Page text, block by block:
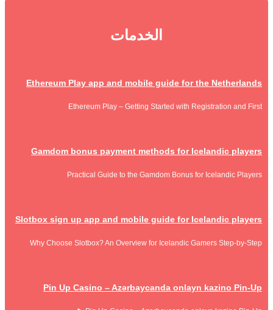
الخدمات
Ethereum Play app and mobile guide for the Netherlands
Ethereum Play – Getting Started with Registration and First
Gamdom bonus payment methods for Icelandic players
Practical Guide to the Gamdom Bonus for Icelandic Players
Slotbox sign up app and mobile guide for Icelandic players
Why Choose Slotbox? An Overview for Icelandic Gamers Step‑by‑Step
Pin Up Casino – Azərbaycanda onlayn kazino Pin-Up